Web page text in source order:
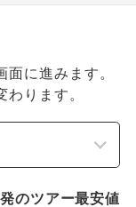
面に進みます。
ります。
のツアー最安値